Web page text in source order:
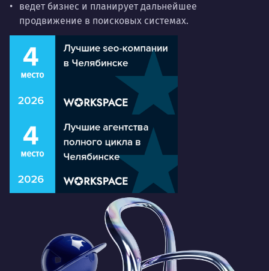
ведет бизнес и планирует дальнейшее
продвижение в поисковых системах.